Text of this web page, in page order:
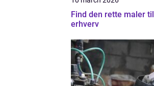
Find den rette maler til
erhverv